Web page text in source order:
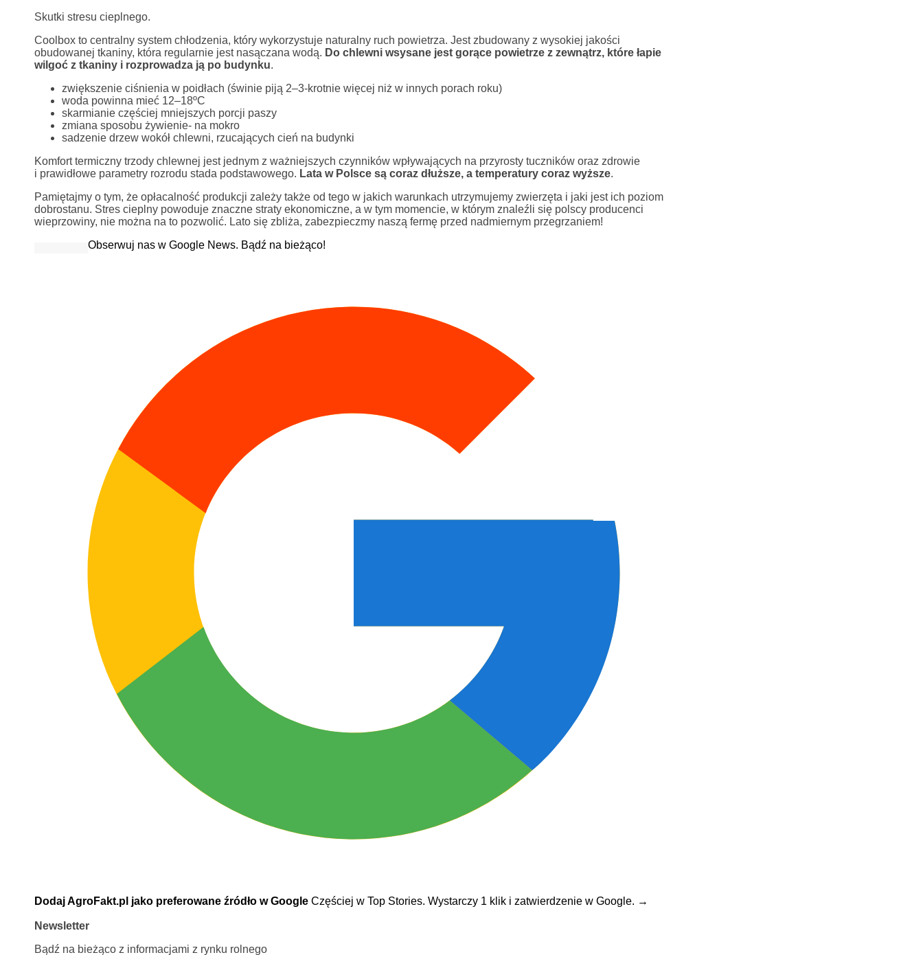
Skutki stresu cieplnego.
Coolbox to centralny system chłodzenia, który wykorzystuje naturalny ruch powietrza. Jest zbudowany z wysokiej jakości
obudowanej tkaniny, która regularnie jest nasączana wodą. Do chlewni wsysane jest gorące powietrze z zewnątrz, które łapie
wilgoć z tkaniny i rozprowadza ją po budynku.
zwiększenie ciśnienia w poidłach (świnie piją 2–3-krotnie więcej niż w innych porach roku)
woda powinna mieć 12–18ºC
skarmianie częściej mniejszych porcji paszy
zmiana sposobu żywienie- na mokro
sadzenie drzew wokół chlewni, rzucających cień na budynki
Komfort termiczny trzody chlewnej jest jednym z ważniejszych czynników wpływających na przyrosty tuczników oraz zdrowie
i prawidłowe parametry rozrodu stada podstawowego. Lata w Polsce są coraz dłuższe, a temperatury coraz wyższe.
Pamiętajmy o tym, że opłacalność produkcji zależy także od tego w jakich warunkach utrzymujemy zwierzęta i jaki jest ich poziom
dobrostanu. Stres cieplny powoduje znaczne straty ekonomiczne, a w tym momencie, w którym znaleźli się polscy producenci
wieprzowiny, nie można na to pozwolić. Lato się zbliża, zabezpieczmy naszą fermę przed nadmiernym przegrzaniem!
Obserwuj nas w Google News. Bądź na bieżąco!
Dodaj AgroFakt.pl jako preferowane źródło w Google Częściej w Top Stories. Wystarczy 1 klik i zatwierdzenie w Google. →
Newsletter
Bądź na bieżąco z informacjami z rynku rolnego